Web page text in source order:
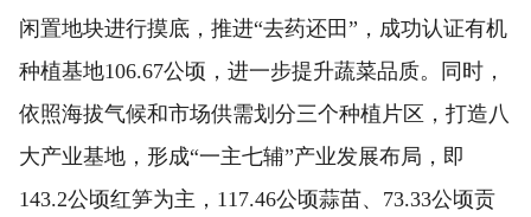
闲置地块进行摸底，推进“去药还田”，成功认证有机
种植基地106.67公顷，进一步提升蔬菜品质。同时，
依照海拔气候和市场供需划分三个种植片区，打造八
大产业基地，形成“一主七辅”产业发展布局，即
143.2公顷红笋为主，117.46公顷蒜苗、73.33公顷贡